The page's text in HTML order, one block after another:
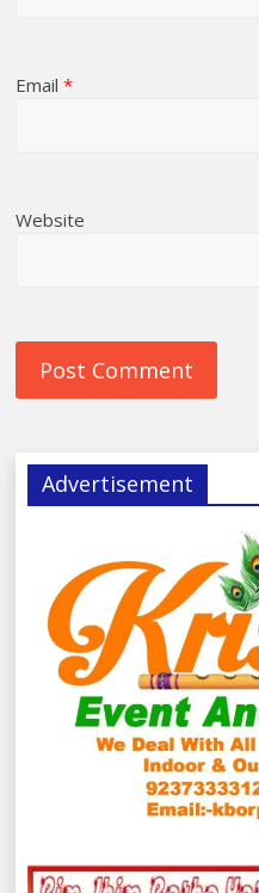
Email*
Website
Advertisement